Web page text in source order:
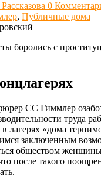
0
, Публичные дома
боролись с
СС Гиммлер
труда
лагерях «дома
заключенным
обществом
после такого